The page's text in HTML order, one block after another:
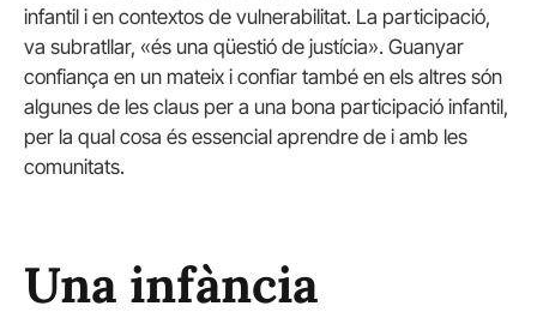
infantil i en contextos de vulnerabilitat. La participació,
va subratllar, «és una qüestió de justícia». Guanyar
confiança en un mateix i confiar també en els altres són
algunes de les claus per a una bona participació infantil,
per la qual cosa és essencial aprendre de i amb les
comunitats.
Una infància